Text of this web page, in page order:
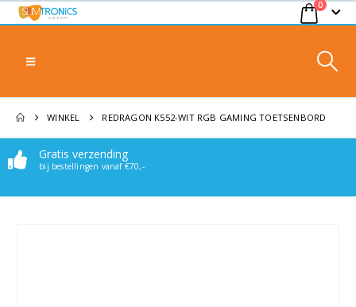
0
WINKEL REDRAGON K552-WIT RGB GAMING TOETSENBORD
Gratis verzending
bij bestellingen vanaf €70,-
Makkelijk bereikbaar
Stuur een mail of whatsappje